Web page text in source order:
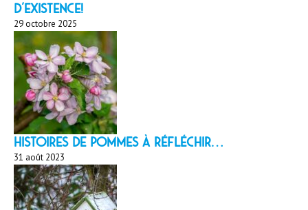
d’existence!
29 octobre 2025
HISTOIRES DE POMMES À réfléchir…
31 août 2023